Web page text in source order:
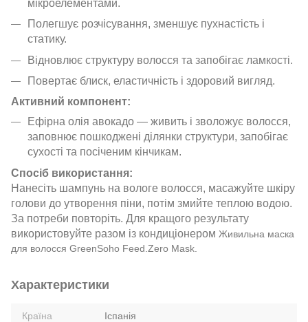
мікроелементами.
Полегшує розчісування, зменшує пухнастість і
статику.
Відновлює структуру волосся та запобігає ламкості.
Повертає блиск, еластичність і здоровий вигляд.
Активний компонент:
Ефірна олія авокадо — живить і зволожує волосся,
заповнює пошкоджені ділянки структури, запобігає
сухості та посіченим кінчикам.
Спосіб використання:
Нанесіть шампунь на вологе волосся, масажуйте шкіру
голови до утворення піни, потім змийте теплою водою.
За потреби повторіть. Для кращого результату
використовуйте разом із кондиціонером Живильна маска
для волосся GreenSoho Feed.Zero Mask.
Характеристики
Країна Іспанія